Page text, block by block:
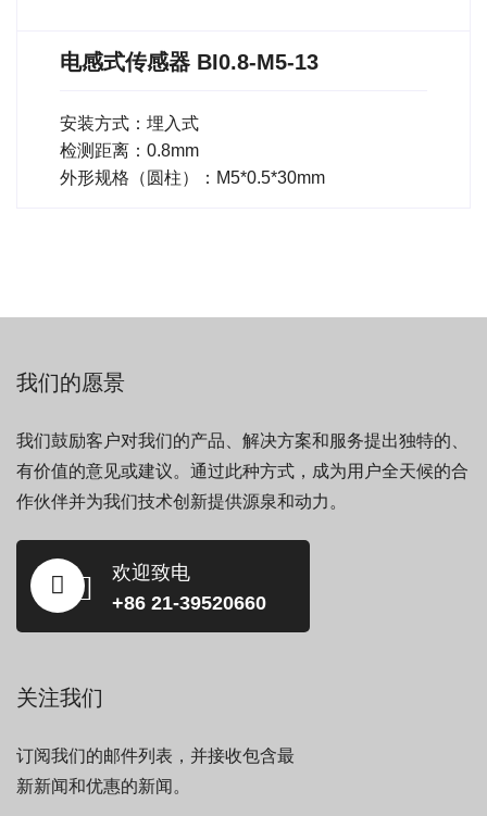
电感式传感器 BI0.8-M5-13
安装方式：埋入式
检测距离：0.8mm
外形规格（圆柱）：M5*0.5*30mm
我们的愿景
我们鼓励客户对我们的产品、解决方案和服务提出独特的、
有价值的意见或建议。通过此种方式，成为用户全天候的合
作伙伴并为我们技术创新提供源泉和动力。
欢迎致电
+86 21-39520660
关注我们
订阅我们的邮件列表，并接收包含最
新新闻和优惠的新闻。